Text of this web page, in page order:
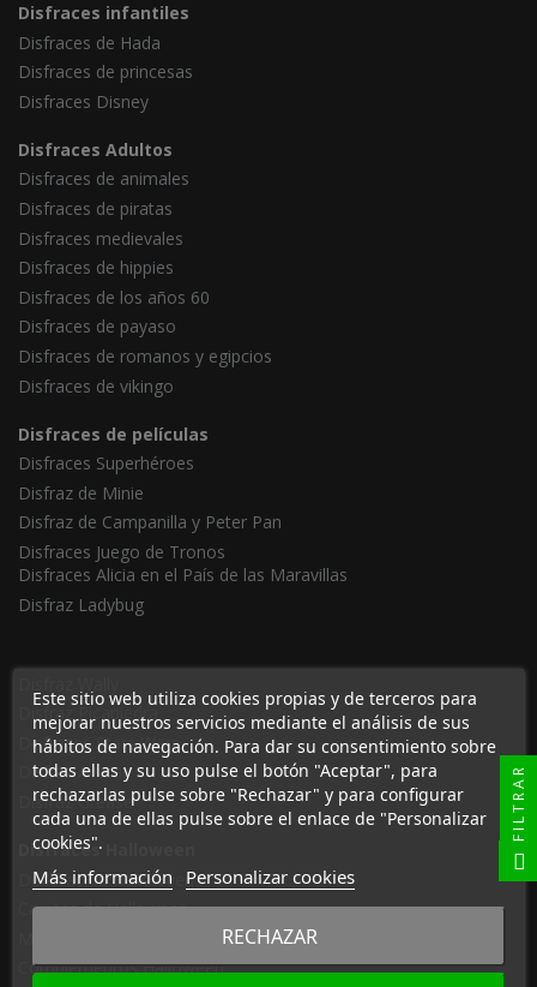
Disfraces infantiles
Disfraces de Hada
Disfraces de princesas
Disfraces Disney
Disfraces Adultos
Disfraces de animales
Disfraces de piratas
Disfraces medievales
Disfraces de hippies
Disfraces de los años 60
Disfraces de payaso
Disfraces de romanos y egipcios
Disfraces de vikingo
Disfraces de películas
Disfraces Superhéroes
Disfraz de Minie
Disfraz de Campanilla y Peter Pan
Disfraces Juego de Tronos
Disfraces Alicia en el País de las Maravillas
Disfraz Ladybug
Disfraz Picapiedra
Disfraces Stars Wars
Disfraz Avatar
Disfraz Grease
Disfraces Halloween
Decoración Halloween
Caretas de Halloween
Complementos Halloween
Este sitio web utiliza cookies propias y de terceros para
mejorar nuestros servicios mediante el análisis de sus
hábitos de navegación. Para dar su consentimiento sobre
todas ellas y su uso pulse el botón "Aceptar", para
rechazarlas pulse sobre "Rechazar" y para configurar
cada una de ellas pulse sobre el enlace de "Personalizar
cookies".
Más información Personalizar cookies
RECHAZAR
FILTRAR